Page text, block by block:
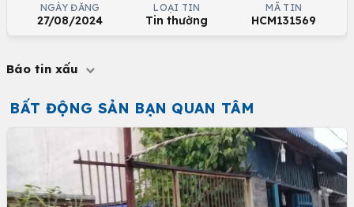
NGÀY ĐĂNG
27/08/2024
LOẠI TIN
Tin thường
MÃ TIN
HCM131569
Báo tin xấu
BẤT ĐỘNG SẢN BẠN QUAN TÂM